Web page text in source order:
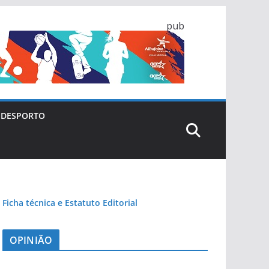
pub
DESPORTO
Ficha técnica e Estatuto Editorial
OPINIÃO